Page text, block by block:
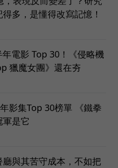
多，是懂得改寫記憶！
電影 Top 30！《侵略機
獵魔女團》還在夯
影集Top 30榜單 《鐵拳
是它
與其苦守成本，不如把